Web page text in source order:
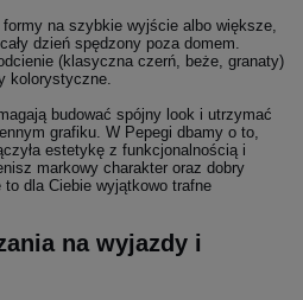
na szybkie wyjście albo większe,
dzień spędzony poza domem.
(klasyczna czerń, beże, granaty)
kolorystyczne.
budować spójny look i utrzymać
grafiku. W Pepegi dbamy o to,
estetykę z funkcjonalnością i
markowy charakter oraz dobry
dla Ciebie wyjątkowo trafne
na wyjazdy i